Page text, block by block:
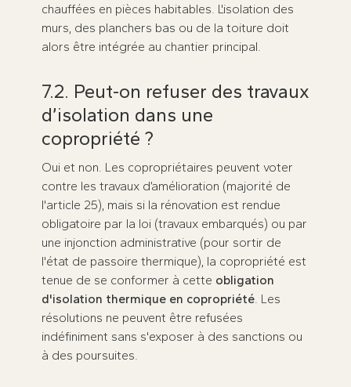
chauffées en pièces habitables. L'isolation des
murs, des planchers bas ou de la toiture doit
alors être intégrée au chantier principal.
7.2. Peut-on refuser des travaux
d’isolation dans une
copropriété ?
Oui et non. Les copropriétaires peuvent voter
contre les travaux d’amélioration (majorité de
l'article 25), mais si la rénovation est rendue
obligatoire par la loi (travaux embarqués) ou par
une injonction administrative (pour sortir de
l'état de passoire thermique), la copropriété est
tenue de se conformer à cette obligation
d'isolation thermique en copropriété. Les
résolutions ne peuvent être refusées
indéfiniment sans s'exposer à des sanctions ou
à des poursuites.